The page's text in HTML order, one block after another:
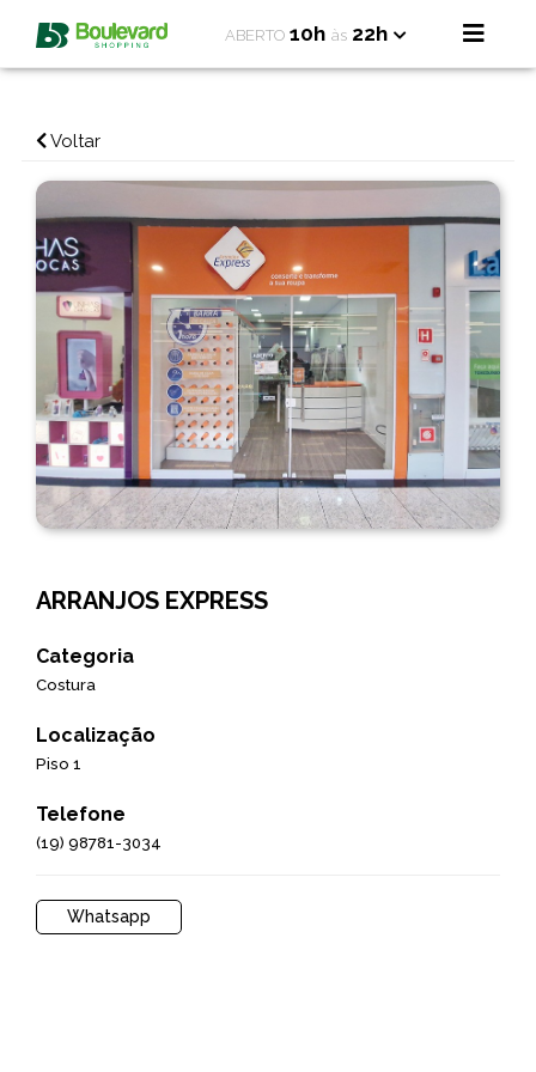
ABERTO 10h às 22h
Voltar
ARRANJOS EXPRESS
Categoria
Costura
Localização
Piso 1
Telefone
(19) 98781-3034
Whatsapp